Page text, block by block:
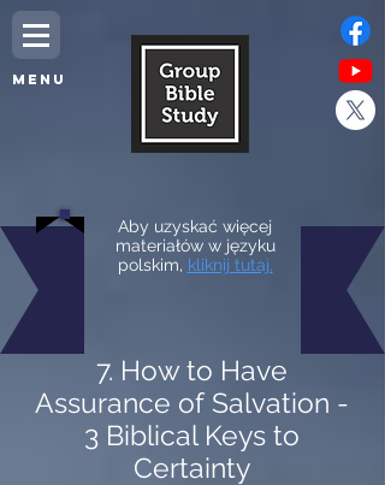
MENU
Aby uzyskać więcej
materiałów w języku
polskim, kliknij tutaj.
7. How to Have
Assurance of Salvation -
3 Biblical Keys to
Certainty